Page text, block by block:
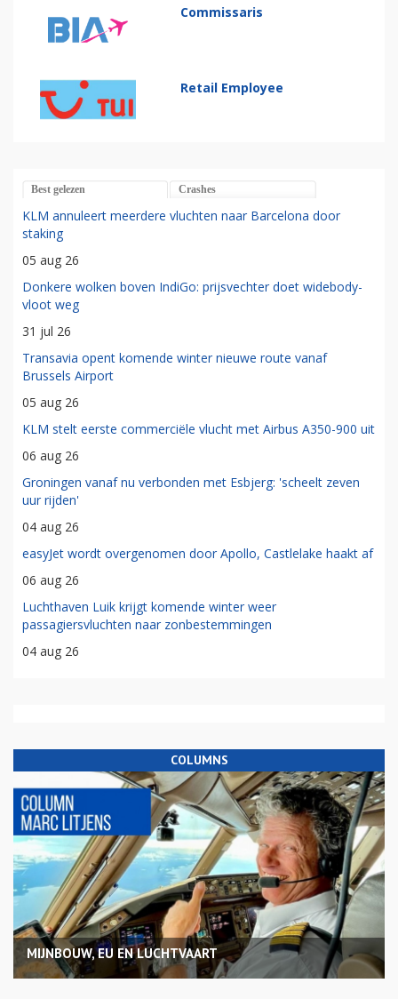
Commissaris
Retail Employee
Best gelezen Crashes
KLM annuleert meerdere vluchten naar Barcelona door
staking
05 aug 26
Donkere wolken boven IndiGo: prijsvechter doet widebody-
vloot weg
31 jul 26
Transavia opent komende winter nieuwe route vanaf
Brussels Airport
05 aug 26
KLM stelt eerste commerciële vlucht met Airbus A350-900 uit
06 aug 26
Groningen vanaf nu verbonden met Esbjerg: 'scheelt zeven
uur rijden'
04 aug 26
easyJet wordt overgenomen door Apollo, Castlelake haakt af
06 aug 26
Luchthaven Luik krijgt komende winter weer
passagiersvluchten naar zonbestemmingen
04 aug 26
COLUMNS
MIJNBOUW, EU EN LUCHTVAART